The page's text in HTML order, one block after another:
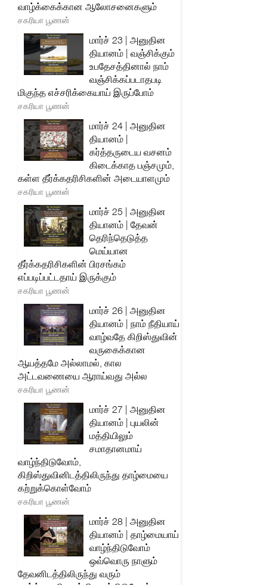
வாழ்க்கைக்கான ஆலோசனைகளும்
சகரியா பூணன்
மார்ச் 23 | அனுதின
தியானம் | வஞ்சிக்கும்
உபதேசத்தினால் நாம்
வஞ்சிக்கப்படாதபடி
மிகுந்த எச்சரிக்கையாய் இருப்போம்
சகரியா பூணன்
மார்ச் 24 | அனுதின
தியானம் |
கர்த்தருடைய வசனம்
கிடைக்காத பஞ்சமும்,
கள்ள தீர்க்கதரிசிகளின் அடையாளமும்
சகரியா பூணன்
மார்ச் 25 | அனுதின
தியானம் | தேவன்
தெரிந்தெடுத்த
மெய்யான
தீர்க்கதரிசிகளின் பிரசங்கம்
எப்படிப்பட்டதாய் இருக்கும்
சகரியா பூணன்
மார்ச் 26 | அனுதின
தியானம் | நாம் நீதியாய்
வாழ்வதே கிறிஸ்துவின்
வருகைக்கான
ஆயத்தமே அல்லாமல், கால
அட்டவணையை ஆராய்வது அல்ல
சகரியா பூணன்
மார்ச் 27 | அனுதின
தியானம் | புயலின்
மத்தியிலும்
சமாதானமாய்
வாழ்ந்திடுவோம்,
கிறிஸ்துவினிடத்திலிருந்து தாழ்மையை
கற்றுக்கொள்வோம்
சகரியா பூணன்
மார்ச் 28 | அனுதின
தியானம் | தாழ்மையாய்
வாழ்ந்திடுவோம்
ஒவ்வொரு நாளும்
தேவனிடத்திலிருந்து வரும்